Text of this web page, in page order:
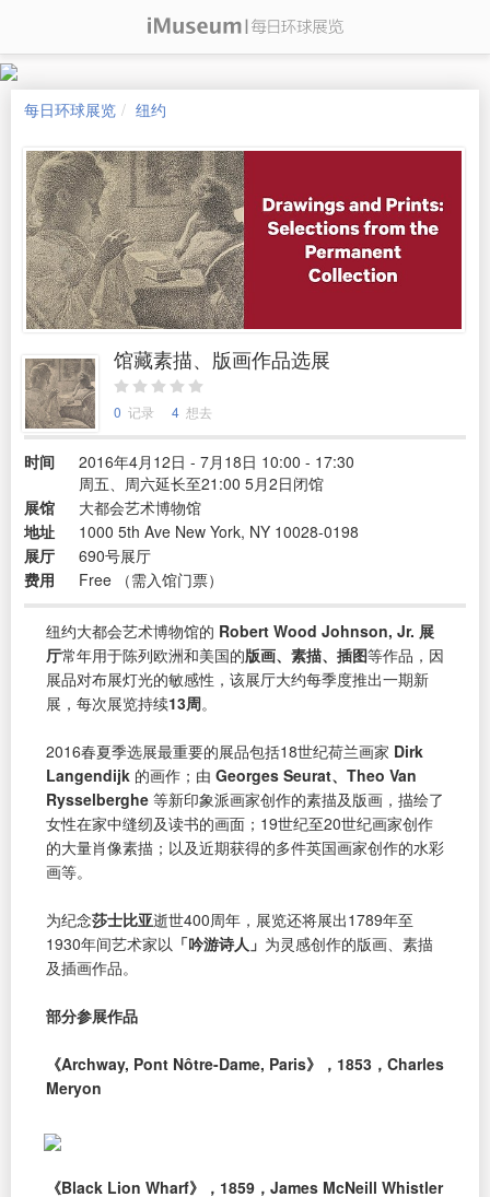
每日环球展览 纽约
馆藏素描、版画作品选展
0 记录 4 想去
时间
2016年4月12日 - 7月18日 10:00 - 17:30
周五、周六延长至21:00 5月2日闭馆
展馆
大都会艺术博物馆
地址
1000 5th Ave New York, NY 10028-0198
展厅
690号展厅
费用
Free （需入馆门票）
纽约大都会艺术博物馆的 Robert Wood Johnson, Jr. 展
厅常年用于陈列欧洲和美国的版画、素描、插图等作品，因
展品对布展灯光的敏感性，该展厅大约每季度推出一期新
展，每次展览持续13周。
2016春夏季选展最重要的展品包括18世纪荷兰画家 Dirk
Langendijk 的画作；由 Georges Seurat、Theo Van
Rysselberghe 等新印象派画家创作的素描及版画，描绘了
女性在家中缝纫及读书的画面；19世纪至20世纪画家创作
的大量肖像素描；以及近期获得的多件英国画家创作的水彩
画等。
为纪念莎士比亚逝世400周年，展览还将展出1789年至
1930年间艺术家以 「吟游诗人」 为灵感创作的版画、素描
及插画作品。
部分参展作品
《Archway, Pont Nôtre-Dame, Paris》，1853，Charles
Meryon
《Black Lion Wharf》，1859，James McNeill Whistler